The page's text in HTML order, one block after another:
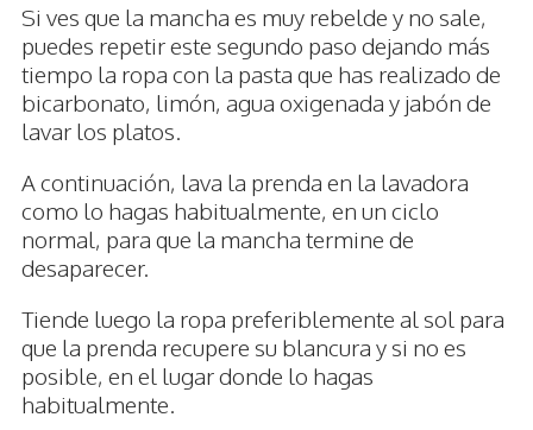
Si ves que la mancha es muy rebelde y no sale,
puedes repetir este segundo paso dejando más
tiempo la ropa con la pasta que has realizado de
bicarbonato, limón, agua oxigenada y jabón de
lavar los platos.
A continuación, lava la prenda en la lavadora
como lo hagas habitualmente, en un ciclo
normal, para que la mancha termine de
desaparecer.
Tiende luego la ropa preferiblemente al sol para
que la prenda recupere su blancura y si no es
posible, en el lugar donde lo hagas
habitualmente.